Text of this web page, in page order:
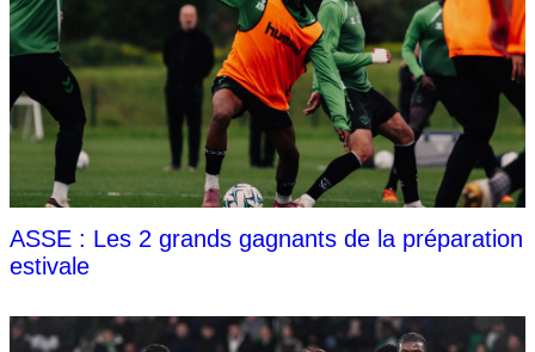
ASSE : Les 2 grands gagnants de la préparation
estivale